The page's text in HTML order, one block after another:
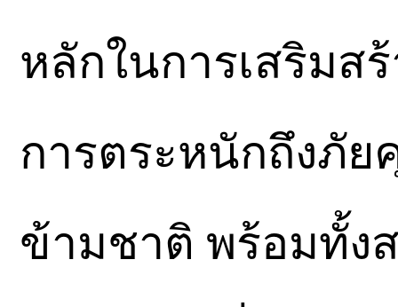
หลักในการเสริมส
การตระหนักถึงภั
ข้ามชาติ พร้อมทั้ง